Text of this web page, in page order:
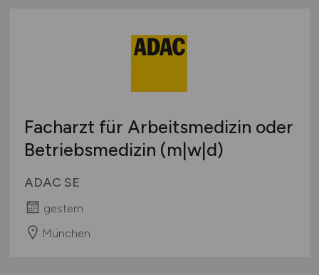
Facharzt für Arbeitsmedizin oder
Betriebsmedizin (m|w|d)
ADAC SE
gestern
München